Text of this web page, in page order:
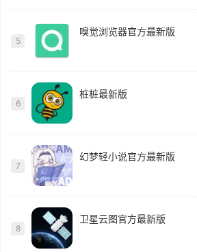
5
嗅觉浏览器官方最新版
6
桩桩最新版
7
幻梦轻小说官方最新版
8
卫星云图官方最新版